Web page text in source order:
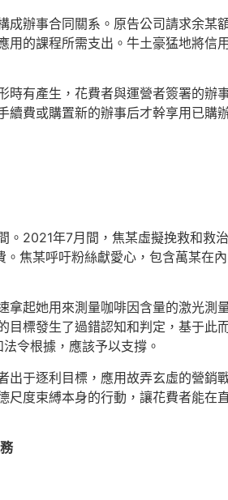
辦事合同關系。原告公司請求余某
的課程所需支出。牛土豪猛地將信
有產生，花費者與運營者簽署的辦
費或購置新的辦事后才幹享用已購
2021年7月間，焦某虛擬挽救和救
焦某呼吁粉絲獻愛心，包含萬某在
起她用來測量咖啡因含量的激光測
標發生了過錯認知和判定，基于此
令根據，應該予以支撐。
于逐利目標，應用故弄玄虛的營銷
度束縛本身的行動，讓花費者能在